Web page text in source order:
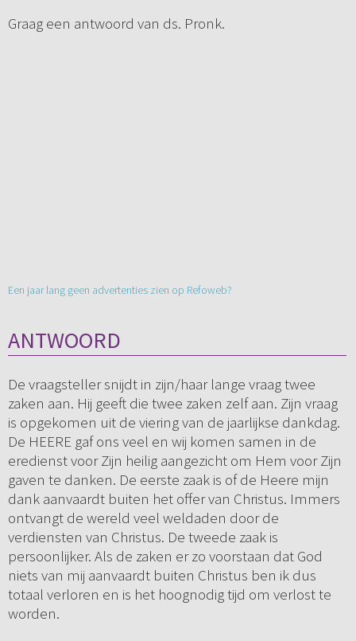
Graag een antwoord van ds. Pronk.
Een jaar lang geen advertenties zien op Refoweb?
ANTWOORD
De vraagsteller snijdt in zijn/haar lange vraag twee
zaken aan. Hij geeft die twee zaken zelf aan. Zijn vraag
is opgekomen uit de viering van de jaarlijkse dankdag.
De HEERE gaf ons veel en wij komen samen in de
eredienst voor Zijn heilig aangezicht om Hem voor Zijn
gaven te danken. De eerste zaak is of de Heere mijn
dank aanvaardt buiten het offer van Christus. Immers
ontvangt de wereld veel weldaden door de
verdiensten van Christus. De tweede zaak is
persoonlijker. Als de zaken er zo voorstaan dat God
niets van mij aanvaardt buiten Christus ben ik dus
totaal verloren en is het hoognodig tijd om verlost te
worden.